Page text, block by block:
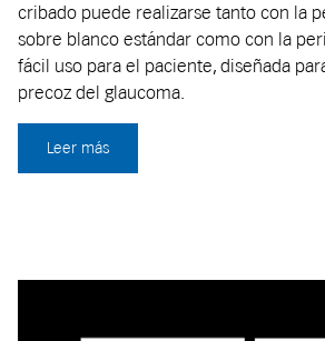
cribado puede realizarse tanto con la
sobre blanco estándar como con la
fácil uso para el paciente, diseñada
precoz del glaucoma.
Leer más